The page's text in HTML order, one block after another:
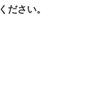
ださい。